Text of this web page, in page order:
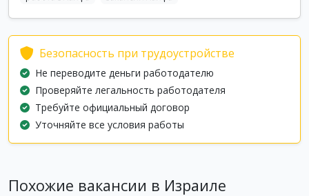
Безопасность при трудоустройстве
Не переводите деньги работодателю
Проверяйте легальность работодателя
Требуйте официальный договор
Уточняйте все условия работы
Похожие вакансии в Израиле